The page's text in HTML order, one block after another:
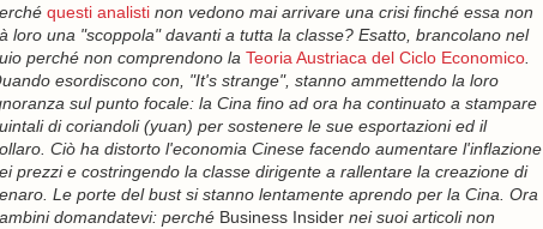
questi analisti non vedono mai arrivare una crisi finché essa non
loro una "scoppola" davanti a tutta la classe? Esatto, brancolano nel
perché non comprendono la Teoria Austriaca del Ciclo Economico.
esordiscono con, "It's strange", stanno ammettendo la loro
sul punto focale: la Cina fino ad ora ha continuato a stampare
di coriandoli (yuan) per sostenere le sue esportazioni ed il
Ciò ha distorto l'economia Cinese facendo aumentare l'inflazione
prezzi e costringendo la classe dirigente a rallentare la creazione di
Le porte del bust si stanno lentamente aprendo per la Cina. Ora
domandatevi: perché Business Insidernei suoi articoli non